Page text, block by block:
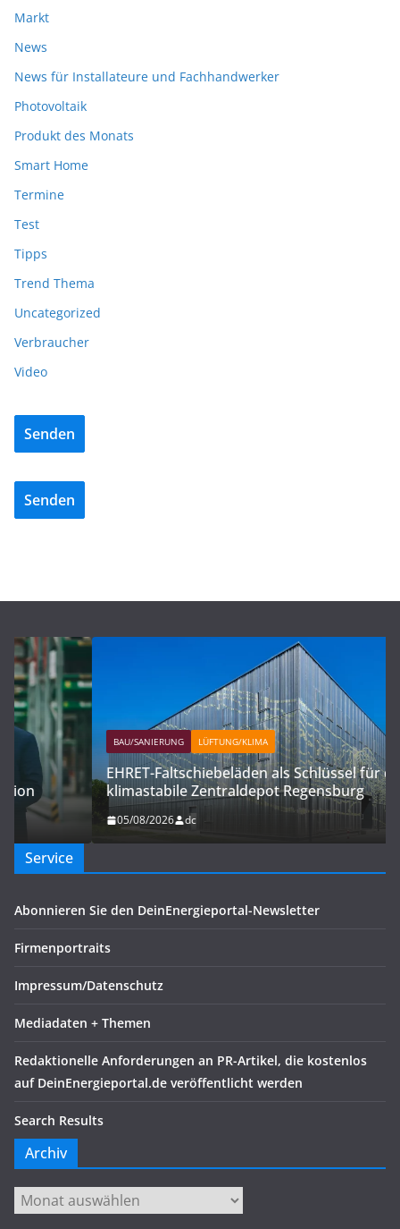
Markt
News
News für Installateure und Fachhandwerker
Photovoltaik
Produkt des Monats
Smart Home
Termine
Test
Tipps
Trend Thema
Uncategorized
Verbraucher
Video
Senden
Senden
BAU/SANIERUNG LÜFTUNG/KLIMA
EHRET-Faltschiebeläden als Schlüssel für das
klimastabile Zentraldepot Regensburg
05/08/2026 dc
Service
Abonnieren Sie den DeinEnergieportal-Newsletter
Firmenportraits
Impressum/Datenschutz
Mediadaten + Themen
Redaktionelle Anforderungen an PR-Artikel, die kostenlos
auf DeinEnergieportal.de veröffentlicht werden
Search Results
Archiv
Archiv